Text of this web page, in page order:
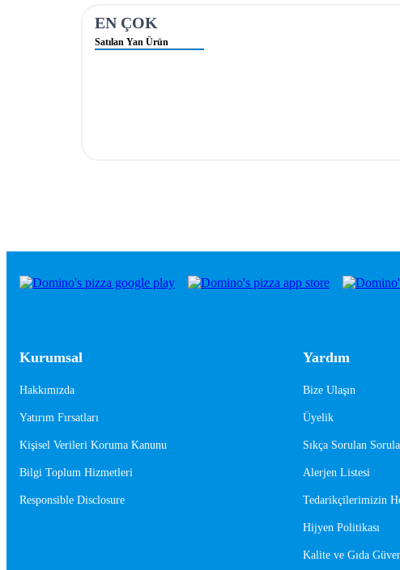
EN ÇOK
Satılan Yan Ürün
Kurumsal
Hakkımızda
Yatırım Fırsatları
Kişisel Verileri Koruma Kanunu
Bilgi Toplum Hizmetleri
Responsible Disclosure
Yardım
Bize Ulaşın
Üyelik
Sıkça Sorulan
Alerjen Listesi
Tedarikçilerimizin
Hijyen Politikası
Kalite ve Gıda